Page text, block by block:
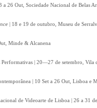
26 Out, Sociedade Nacional de Belas
| 18 e 19 de outubro, Museu de
Minde & Alcanena
Performativas | 20—27 de setembro, Vila
| 10 Set a 26 Out, Lisboa e
de Videoarte de Lisboa | 26 a 31